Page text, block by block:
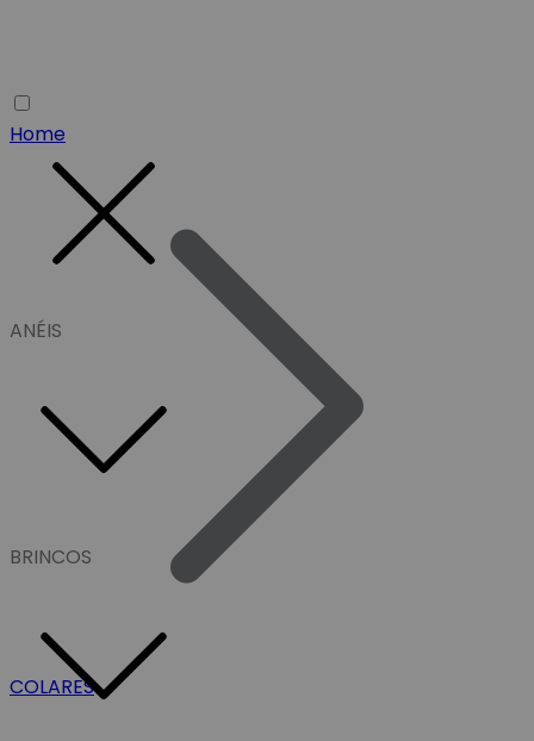
ANÉIS
BRINCOS
Home
COLARES